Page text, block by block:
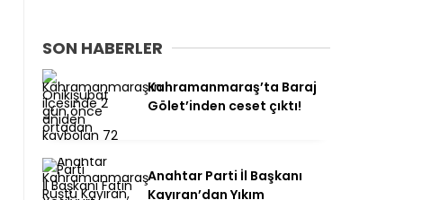
SON HABERLER
Kahramanmaraş’ta Baraj
Gölet’inden ceset çıktı!
Anahtar Parti İl Başkanı
Kayıran’dan Yıkım